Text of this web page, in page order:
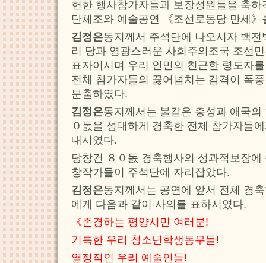
헌한 행사참가자들과 보장성원들을 축
단체조와 예술공연 《조선로동당 만세》
김정은동지께서 주석단에 나오시자 백
리 당과 영광스러운 사회주의조국 조선
표자이시며 우리 인민의 친근한 령도자
전체 참가자들의 끓어넘치는 감격이 폭
분출하였다.
김정은동지께서는 불같은 충성과 애국
０돐을 성대하게 경축한 전체 참가자들
내시였다.
당창건 ８０돐 경축행사의 성과적보장
창작가들이 주석단에 자리잡았다.
김정은동지께서는 공연에 앞서 전체 경
에게 다음과 같이 사의를 표하시였다.
《존경하는 평양시민 여러분!
기특한 우리 청소년학생동무들!
열정적인 우리 예술인들!